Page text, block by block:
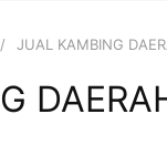
JUAL KAMBING